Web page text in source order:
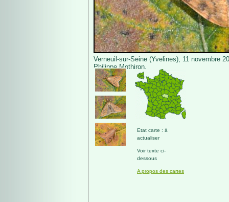
Verneuil-sur-Seine (Yvelines), 11 novembre
Philippe Mothiron.
Etat carte : à
actualiser
Voir texte ci-
dessous
A propos des cartes